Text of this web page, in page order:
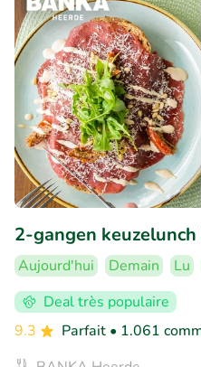
2-gangen
Aujourd'hui Demain Lu
Deal très populaire
9.3
Parfait • 1.061